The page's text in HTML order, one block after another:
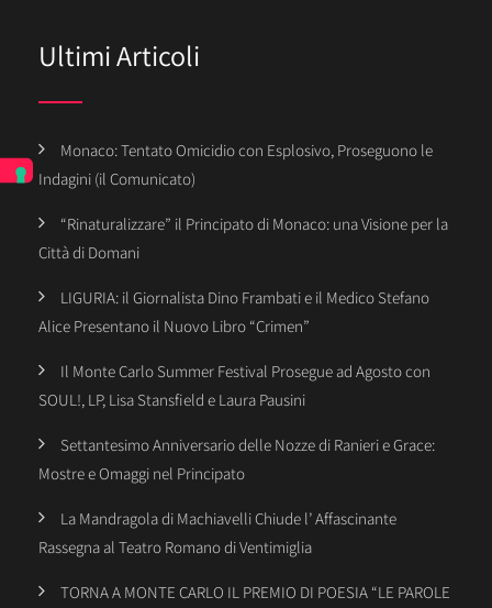
Ultimi Articoli
Monaco: Tentato Omicidio con Esplosivo, Proseguono le
Indagini (il Comunicato)
“Rinaturalizzare” il Principato di Monaco: una Visione per la
Città di Domani
LIGURIA: il Giornalista Dino Frambati e il Medico Stefano
Alice Presentano il Nuovo Libro “Crimen”
Il Monte Carlo Summer Festival Prosegue ad Agosto con
SOUL!, LP, Lisa Stansfield e Laura Pausini
Settantesimo Anniversario delle Nozze di Ranieri e Grace:
Mostre e Omaggi nel Principato
La Mandragola di Machiavelli Chiude l’ Affascinante
Rassegna al Teatro Romano di Ventimiglia
TORNA A MONTE CARLO IL PREMIO DI POESIA “LE PAROLE